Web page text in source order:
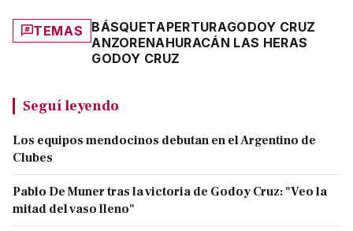
TEMAS BÁSQUETAPERTURAGODOY CRUZ
ANZORENAHURACÁN LAS HERAS
GODOY CRUZ
Seguí leyendo
Los equipos mendocinos debutan en el Argentino de
Clubes
Pablo De Muner tras la victoria de Godoy Cruz: "Veo la
mitad del vaso lleno"